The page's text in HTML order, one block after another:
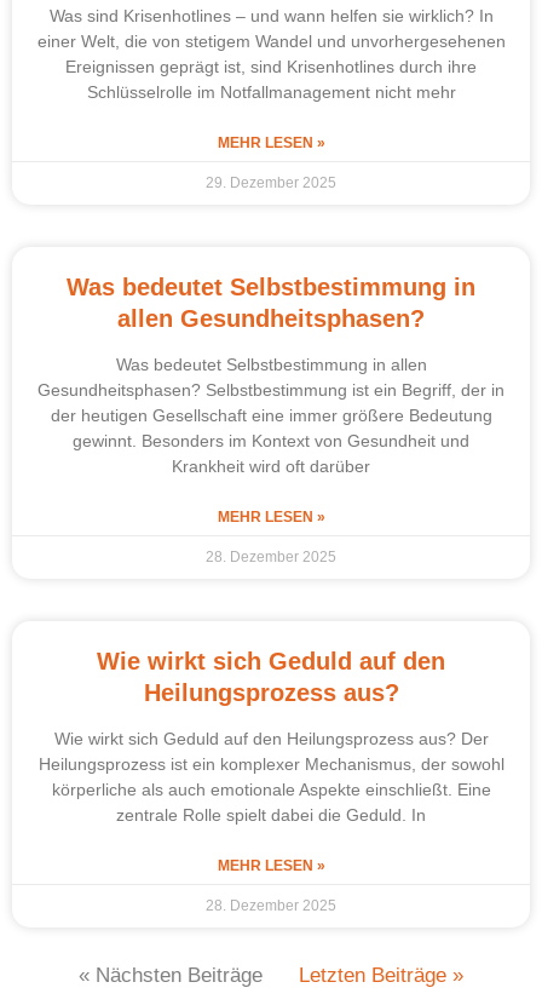
Was sind Krisenhotlines – und wann helfen sie wirklich? In
einer Welt, die von stetigem Wandel und unvorhergesehenen
Ereignissen geprägt ist, sind Krisenhotlines durch ihre
Schlüsselrolle im Notfallmanagement nicht mehr
MEHR LESEN »
29. Dezember 2025
Was bedeutet Selbstbestimmung in
allen Gesundheitsphasen?
Was bedeutet Selbstbestimmung in allen
Gesundheitsphasen? Selbstbestimmung ist ein Begriff, der in
der heutigen Gesellschaft eine immer größere Bedeutung
gewinnt. Besonders im Kontext von Gesundheit und
Krankheit wird oft darüber
MEHR LESEN »
28. Dezember 2025
Wie wirkt sich Geduld auf den
Heilungsprozess aus?
Wie wirkt sich Geduld auf den Heilungsprozess aus? Der
Heilungsprozess ist ein komplexer Mechanismus, der sowohl
körperliche als auch emotionale Aspekte einschließt. Eine
zentrale Rolle spielt dabei die Geduld. In
MEHR LESEN »
28. Dezember 2025
« Nächsten Beiträge Letzten Beiträge »